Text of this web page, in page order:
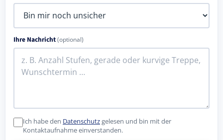
Ihre Nachricht(optional)
Ich habe den Datenschutzgelesen und bin mit der
Kontaktaufnahme einverstanden.